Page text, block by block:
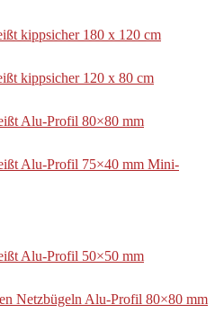
kippsicher 180 x 120 cm
kippsicher 120 x 80 cm
Alu-Profil 80×80 mm
Alu-Profil 75×40 mm Mini-
Alu-Profil 50×50 mm
Netzbügeln Alu-Profil 80×80 mm